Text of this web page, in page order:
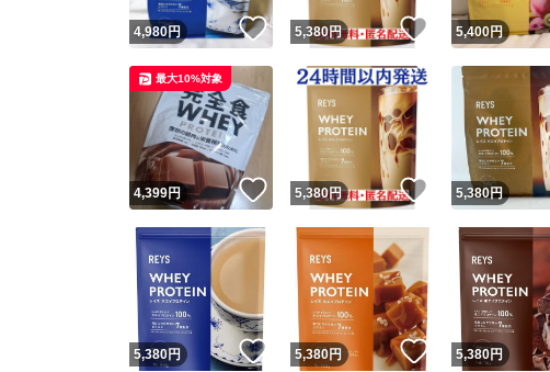
4,980円 いいね！
5,380円 いいね！
5,400円
4,399円 いいね！
最大10%対象
5,380円 いいね！
5,380円
5,380円 いいね！
5,380円 いいね！
5,380円